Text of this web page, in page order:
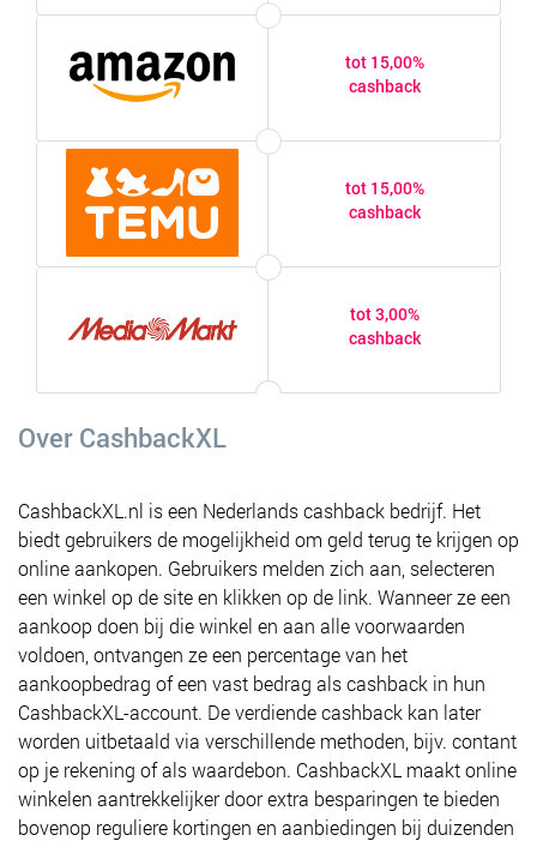
tot 15,00%
cashback
tot 15,00%
cashback
tot 3,00%
cashback
Over CashbackXL
CashbackXL.nl is een Nederlands cashback bedrijf. Het
biedt gebruikers de mogelijkheid om geld terug te krijgen op
online aankopen. Gebruikers melden zich aan, selecteren
een winkel op de site en klikken op de link. Wanneer ze een
aankoop doen bij die winkel en aan alle voorwaarden
voldoen, ontvangen ze een percentage van het
aankoopbedrag of een vast bedrag als cashback in hun
CashbackXL-account. De verdiende cashback kan later
worden uitbetaald via verschillende methoden, bijv. contant
op je rekening of als waardebon. CashbackXL maakt online
winkelen aantrekkelijker door extra besparingen te bieden
bovenop reguliere kortingen en aanbiedingen bij duizenden